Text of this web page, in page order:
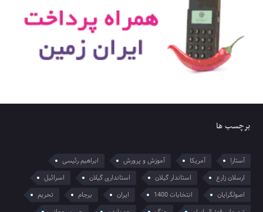
برچسب ها
آستارا آمریکا آموزش و پرورش
ابراهیم رئیسی
ارسلان زارع
استاندار گیلان استانداری گیلان
اسرائیل
اصولگرایان
انتخابات 1400 ایران برجام
تحریم